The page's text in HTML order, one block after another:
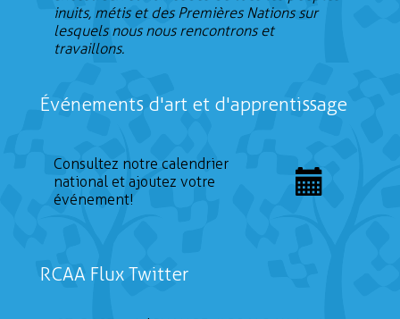
inuits, métis et des Premières Nations sur
lesquels nous nous rencontrons et
travaillons.
Événements d'art et d'apprentissage
Consultez notre calendrier
national et ajoutez votre
événement!
RCAA Flux Twitter